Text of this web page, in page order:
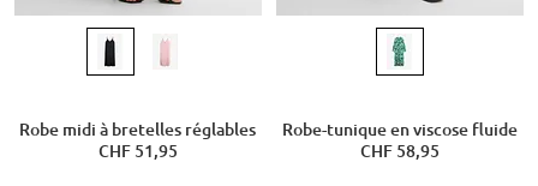
Robe midi à bretelles réglables
CHF 51,95
Robe-tunique en viscose fluide
CHF 58,95